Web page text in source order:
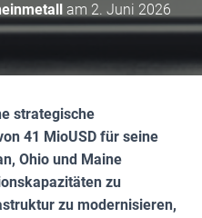
E
N
am 2. Juni 2026
strategische
41 MioUSD für seine
Ohio und Maine
zu
zu modernisieren,